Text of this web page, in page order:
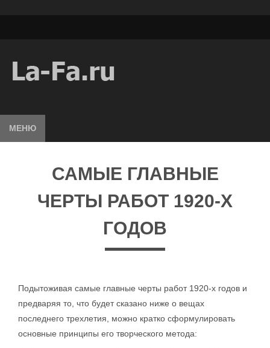
МЕНЮ
САМЫЕ ГЛАВНЫЕ
ЧЕРТЫ РАБОТ 1920-Х
ГОДОВ
Подытоживая самые главные черты работ 1920-х годов и
предваряя то, что будет сказано ниже о вещах
последнего трехлетия, можно кратко сформулировать
основные принципы его творческого метода: